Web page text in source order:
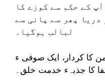
کے حکم سے کوزے کا
دریا پھر سے پانی سے
لبالب ہوگیا۔
کا کردار، ایک صوفی ء
کا جذبہء خدمت خلق۔